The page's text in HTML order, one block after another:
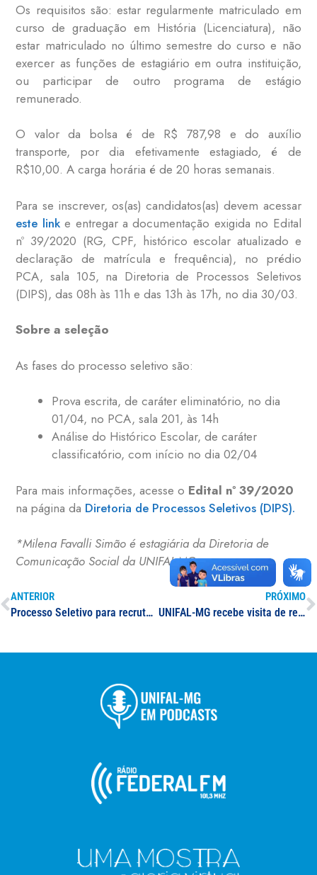
Os requisitos são: estar regularmente matriculado em
curso de graduação em História (Licenciatura), não
estar matriculado no último semestre do curso e não
exercer as funções de estagiário em outra instituição,
ou participar de outro programa de estágio
remunerado.
O valor da bolsa é de R$ 787,98 e do auxílio
transporte, por dia efetivamente estagiado, é de
R$10,00. A carga horária é de 20 horas semanais.
Para se inscrever, os(as) candidatos(as) devem acessar
este linke entregar a documentação exigida no Edital
nº 39/2020 (RG, CPF, histórico escolar atualizado e
declaração de matrícula e frequência), no prédio
PCA, sala 105, na Diretoria de Processos Seletivos
(DIPS), das 08h às 11h e das 13h às 17h, no dia 30/03.
Sobre a seleção
As fases do processo seletivo são:
Prova escrita, de caráter eliminatório, no dia
01/04, no PCA, sala 201, às 14h
Análise do Histórico Escolar, de caráter
classificatório, com início no dia 02/04
Para mais informações, acesse o Edital nº 39/2020
na página da Diretoria de Processos Seletivos (DIPS).
*Milena Favalli Simão é estagiária da Diretoria de
Comunicação Social da UNIFAL-MG
ANTERIOR
Processo Seletivo para recrutamento de novos membros da Empresa Júnior de Consultoria Farmacêutica da UNIFAL-MG (FarmAlfenasJúnior)
PRÓXIMO
UNIFAL-MG recebe visita de representantes de Caxambu-MG; a proposta é estabelecer parcerias entre a Universidade e a prefeitura